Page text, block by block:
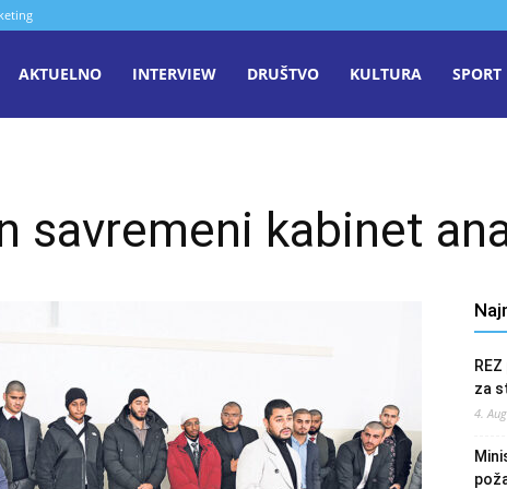
AKTUELNO INTERVIEW DRUŠTVO KULTURA SPORT
savremeni kabinet
za
4.